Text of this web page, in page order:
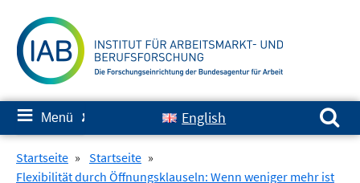
zum
Inhalt
≡ Menü ✘ English
Suchen nach:
Startseite » Startseite »
Flexibilität durch Öffnungsklauseln: Wenn weniger mehr ist